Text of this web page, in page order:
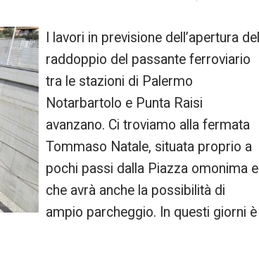
I lavori in previsione dell’apertura del
raddoppio del passante ferroviario
tra le stazioni di Palermo
Notarbartolo e Punta Raisi
avanzano. Ci troviamo alla fermata
Tommaso Natale, situata proprio a
pochi passi dalla Piazza omonima e
che avrà anche la possibilità di
ampio parcheggio. In questi giorni è